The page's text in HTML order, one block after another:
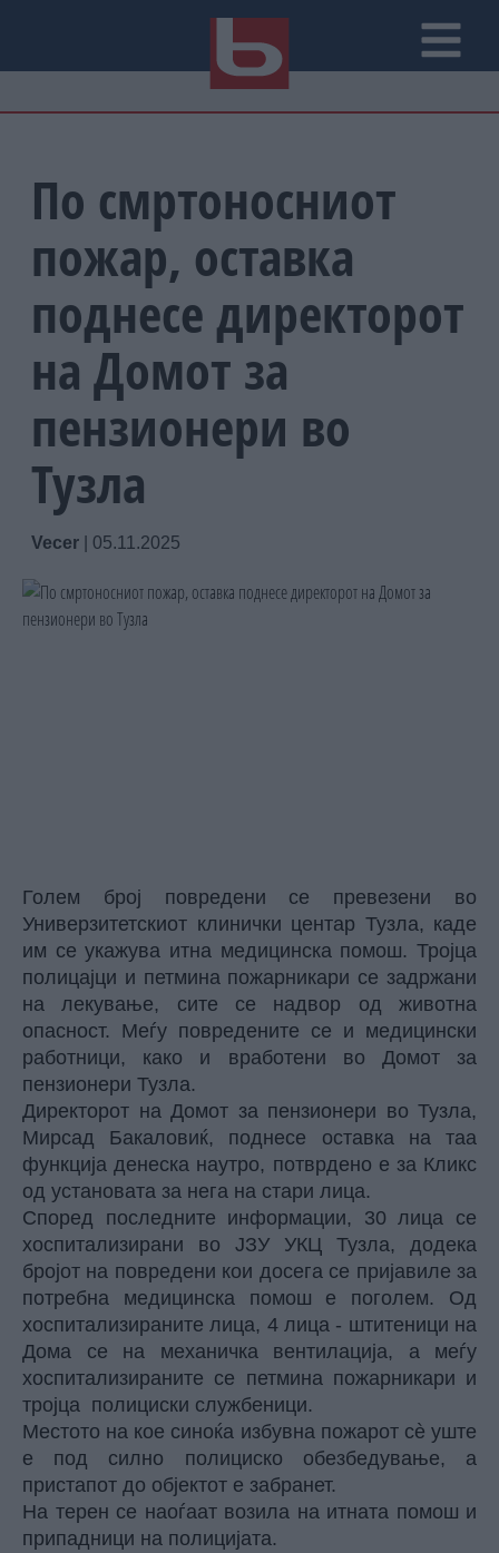
По смртоносниот
пожар, оставка
поднесе директорот
на Домот за
пензионери во
Тузла
Vecer 05.11.2025
Голем број повредени се превезени во
Универзитетскиот клинички центар Тузла, каде
им се укажува итна медицинска помош. Тројца
полицајци и петмина пожарникари се задржани
на лекување, сите се надвор од животна
опасност. Меѓу повредените се и медицински
работници, како и вработени во Домот за
пензионери Тузла.
Директорот на Домот за пензионери во Тузла,
Мирсад Бакаловиќ, поднесе оставка на таа
функција денеска наутро, потврдено е за Кликс
од установата за нега на стари лица.
Според последните информации, 30 лица се
хоспитализирани во ЈЗУ УКЦ Тузла, додека
бројот на повредени кои досега се пријавиле за
потребна медицинска помош е поголем. Од
хоспитализираните лица, 4 лица - штитеници на
Дома се на механичка вентилација, а меѓу
хоспитализираните се петмина пожарникари и
тројца полициски службеници.
Местото на кое синоќа избувна пожарот сè уште
е под силно полициско обезбедување, а
пристапот до објектот е забранет.
На терен се наоѓаат возила на итната помош и
припадници на полицијата.